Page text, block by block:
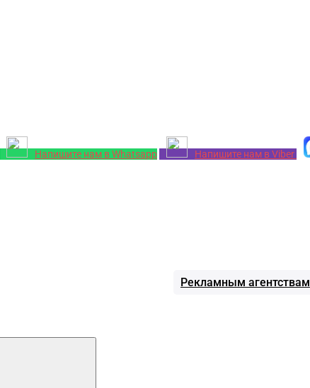
Напишите нам в Whatsapp Напишите нам в Viber
Рекламным агентствам